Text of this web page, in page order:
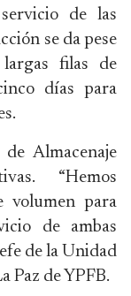
de las
se da pese
filas de
días para
Almacenaje
“Hemos
volumen para
de ambas
de la Unidad
Paz de YPFB.